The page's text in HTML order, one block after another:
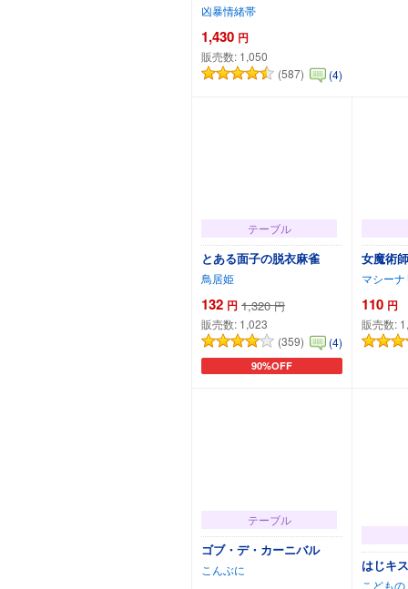
凶暴情緒帯
1,430 円
販売数: 1,050
(587)
(4)
カートに追加
テーブル
とある面子の脱衣麻雀
鳥居姫
132 円 1,320 円
販売数: 1,023
(359)
(4)
90%OFF
カートに追加
女魔術
マシー
110 円
販売数:
テーブル
ゴブ・デ・カーニバル
こんぶに はじキ
こども